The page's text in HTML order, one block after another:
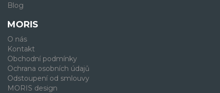
Blog
MORIS
O nás
Kontakt
Obchodní podmínky
Ochrana osobních údajů
Odstoupení od smlouvy
MORIS design